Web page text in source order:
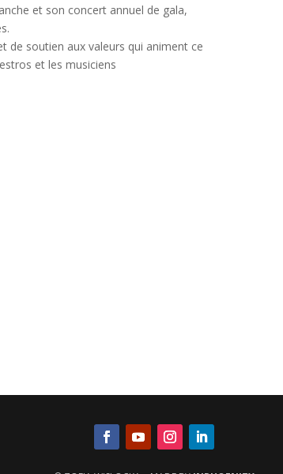
et son concert annuel de gala,
de soutien aux valeurs qui animent ce
et les musiciens